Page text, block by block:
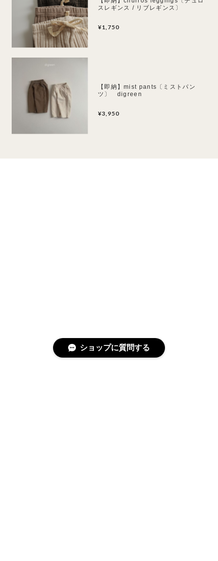
スレギンス / リブレギンス〕
¥1,750
【即納】mist pants〔ミストパン
ツ〕 digreen
¥3,950
ショップに質問する